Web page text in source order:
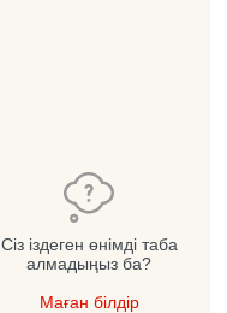
Сіз іздеген өнімді таба
алмадыңыз ба?
Маған білдір